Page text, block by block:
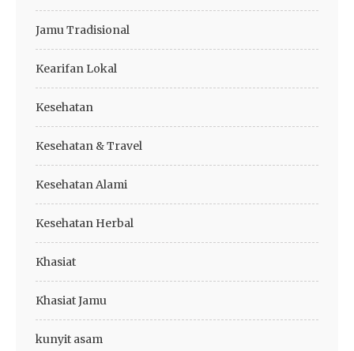
Jamu Tradisional
Kearifan Lokal
Kesehatan
Kesehatan & Travel
Kesehatan Alami
Kesehatan Herbal
Khasiat
Khasiat Jamu
kunyit asam